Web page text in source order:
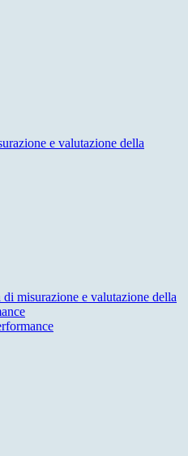
e valutazione della
di misurazione e valutazione della